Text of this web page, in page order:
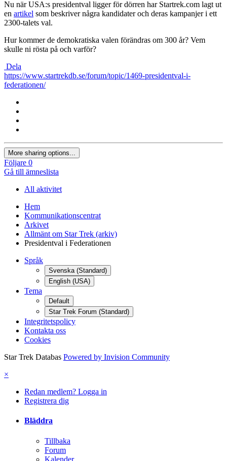
Nu när USA:s presidentval ligger för dörren har Startrek.com lagt ut
en artikel som beskriver några kandidater och deras kampanjer i ett
2300-talets val.
Hur kommer de demokratiska valen förändras om 300 år? Vem
skulle ni rösta på och varför?
Dela
https://www.startrekdb.se/forum/topic/1469-presidentval-i-
federationen/
More sharing options...
Följare 0
Gå till ämneslista
All aktivitet
Hem
Kommunikationscentrat
Arkivet
Allmänt om Star Trek (arkiv)
Presidentval i Federationen
Språk
Svenska (Standard)
English (USA)
Tema
Default
Star Trek Forum (Standard)
Integritetspolicy
Kontakta oss
Cookies
Star Trek Databas Powered by Invision Community
×
Redan medlem? Logga in
Registrera dig
Bläddra
Tillbaka
Forum
Kalender